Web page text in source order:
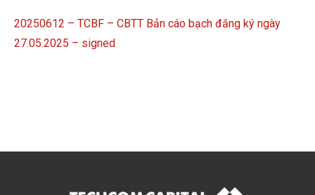
20250612 – TCBF – CBTT Bản cáo bạch đăng ký ngày
27.05.2025 – signed